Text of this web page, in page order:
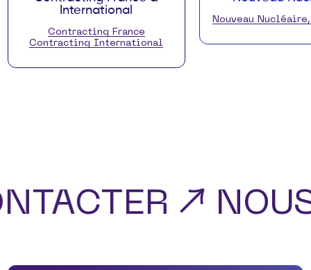
International
Contracting France
Contracting International
Nouveau Nucléaire,